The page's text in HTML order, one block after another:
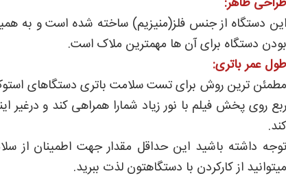
این دستگاه از جنس فلز(منیزیم) ساخته شده است و به
بودن دستگاه برای آن ها مهمترین ملاک است.
طول عمر باتری:
ربع روی پخش فیلم با نور زیاد شمارا همراهی کند و
کند.
توجه داشته باشید این حداقل مقدار جهت اطمینان از
میتوانید از کارکردن با دستگاهتون لذت ببرید.